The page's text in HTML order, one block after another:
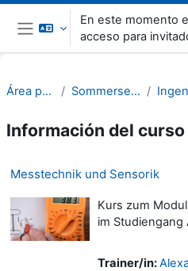
Salta al contenido principal
Panel lateral
En este momento
acceso para
Área personal Sommersemester 22
Información del curso
Messtechnik und Sensorik
Kurs zum
im
Trainer/in: